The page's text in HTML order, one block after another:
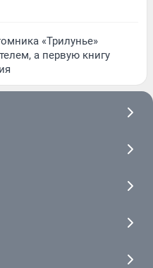
«Трилунье»
а первую книгу